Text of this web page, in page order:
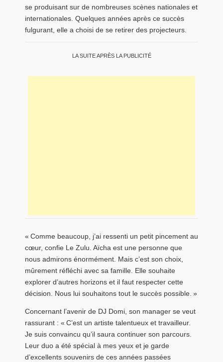
se produisant sur de nombreuses scènes nationales et
internationales. Quelques années après ce succès
fulgurant, elle a choisi de se retirer des projecteurs.
LA SUITE APRÈS LA PUBLICITÉ
« Comme beaucoup, j’ai ressenti un petit pincement au
cœur, confie Le Zulu. Aïcha est une personne que
nous admirons énormément. Mais c’est son choix,
mûrement réfléchi avec sa famille. Elle souhaite
explorer d’autres horizons et il faut respecter cette
décision. Nous lui souhaitons tout le succès possible. »
Concernant l’avenir de DJ Domi, son manager se veut
rassurant : « C’est un artiste talentueux et travailleur.
Je suis convaincu qu’il saura continuer son parcours.
Leur duo a été spécial à mes yeux et je garde
d’excellents souvenirs de ces années passées